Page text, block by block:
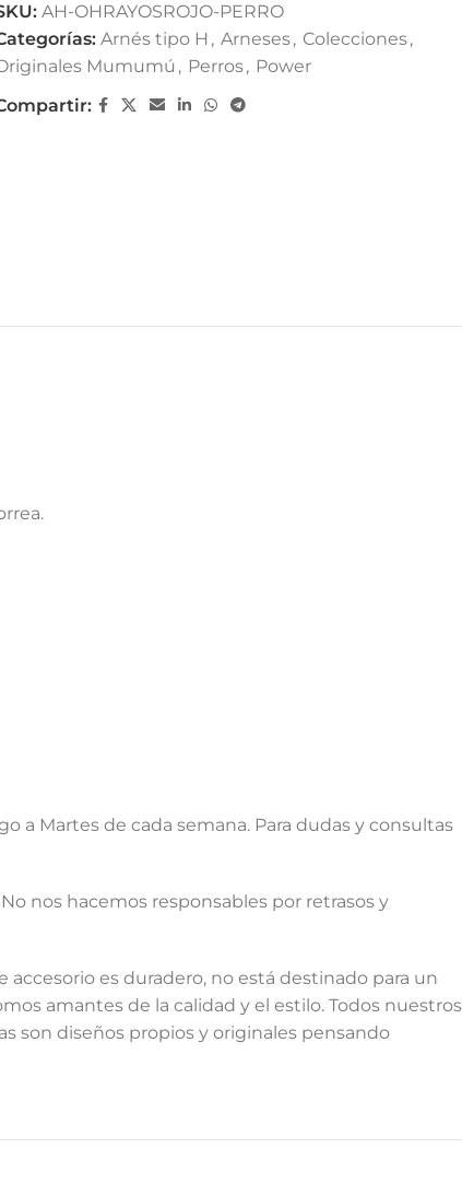
AH-OHRAYOSROJO-PERRO
Arnés tipo H , Arneses, Colecciones,
Mumumú , Perros, Power
a Martes de cada semana. Para dudas y consultas
nos hacemos responsables por retrasos y
es duradero, no está destinado para un
amantes de la calidad y el estilo. Todos nuestros
son diseños propios y originales pensando